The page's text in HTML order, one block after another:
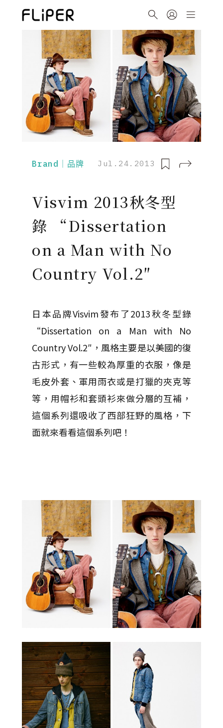
Brand｜品牌 Jul.24.2013
Visvim 2013秋冬型
錄 “Dissertation
on a Man with No
Country Vol.2″
日本品牌Visvim發布了2013秋冬型錄
“Dissertation on a Man with No
Country Vol.2″，風格主要是以美國的復
古形式，有一些較為厚重的衣服，像是
毛皮外套、軍用雨衣或是打獵的夾克等
等，用帽衫和套頭衫來做分層的互補，
這個系列還吸收了西部狂野的風格，下
面就來看看這個系列吧！